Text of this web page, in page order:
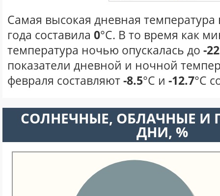
Самая высокая дневная температура
года составила 0°С. В то время как
температура ночью опускалась до -22
показатели дневной и ночной
февраля составляют-8.5°С и -12.7°С
CОЛНЕЧНЫЕ, ОБЛАЧНЫЕ И
ДНИ, %